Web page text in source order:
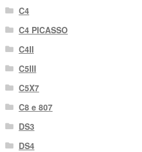
C4
C4 PICASSO
C4II
C5III
C5X7
C8 e 807
DS3
DS4